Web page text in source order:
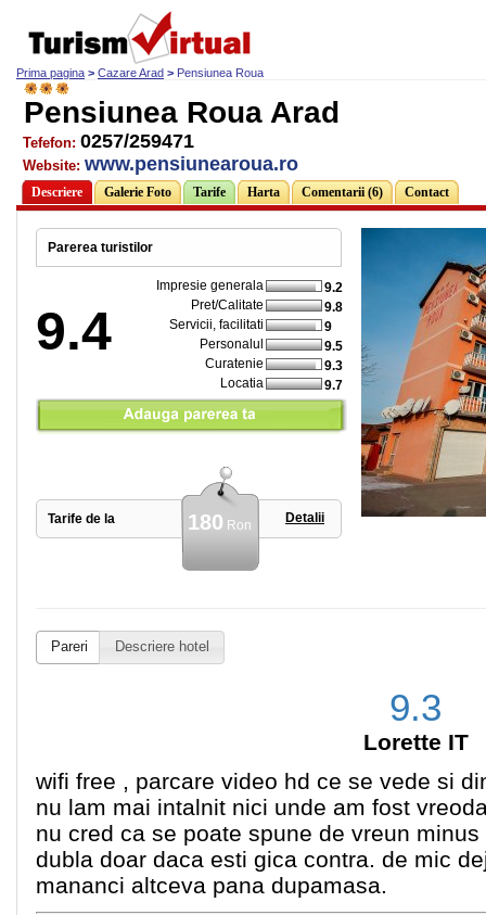
Prima pagina > Cazare Arad > Pensiunea Roua
Pensiunea Roua Arad
Tefefon: 0257/259471
Website: www.pensiunearoua.ro
Descriere Galerie Foto Tarife Harta Comentarii (6) Contact
Parerea turistilor
9.4
Impresie generala
9.2
Pret/Calitate
9.8
Servicii, facilitati
9
Personalul
9.5
Curatenie
9.3
Locatia
9.7
Tarife de la 180 Ron Detalii
Pareri Descriere hotel
9.3
Lorette IT
wifi free , parcare video hd ce se vede si
nu lam mai intalnit nici unde am fost
nu cred ca se poate spune de vreun
dubla doar daca esti gica contra. de mic
mananci altceva pana dupamasa.